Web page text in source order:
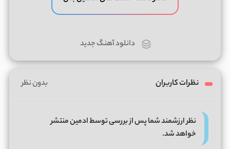
دانلود آهنگ جدید
نظرات کاربران بدون نظر
نظر ارزشمند شما پس از بررسی توسط ادمین منتشر
خواهد شد.